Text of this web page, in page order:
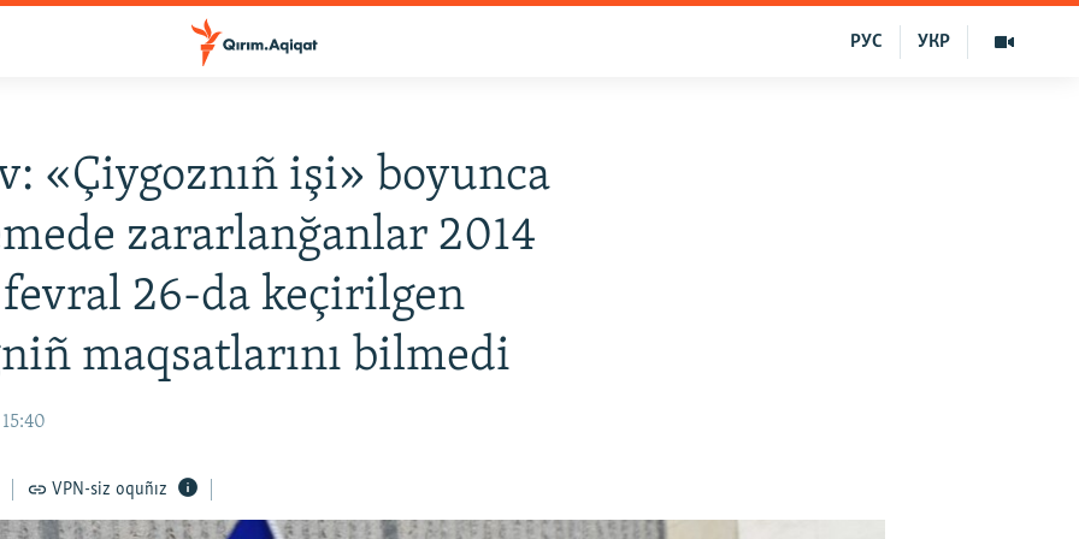
УКР
РУС
«Çiygoznıñ işi» boyunca
zararlanğanlar 2014
26-da keçirilgen
maqsatlarını bilmedi
VPN-siz oquñız